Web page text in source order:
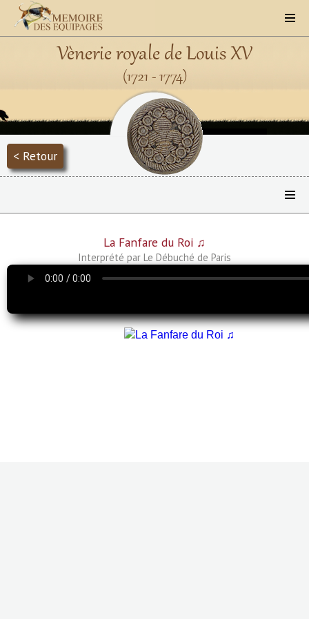
Vènerie royale de Louis XV
(1721 - 1774)
< Retour
La Fanfare du Roi ♫
Interprété par Le Débuché de Paris